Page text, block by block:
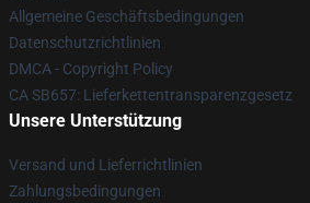
Allgemeine Geschäftsbedingungen
Datenschutzrichtlinien
DMCA - Copyright Policy
CA SB657: Lieferkettentransparenzgesetz
Unsere Unterstützung
Versand und Lieferrichtlinien
Zahlungsbedingungen